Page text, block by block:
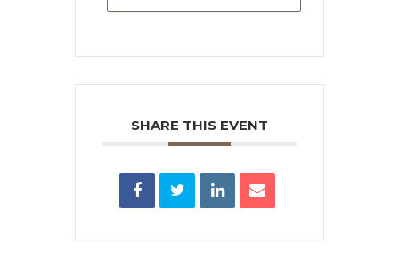
SHARE THIS EVENT